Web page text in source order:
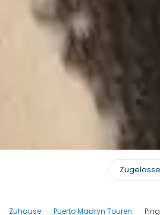
Verlieben Sie sich in
Zuhause - Puerto Madryn Touren -